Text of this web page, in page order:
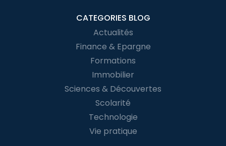
CATEGORIES BLOG
Actualités
Finance & Epargne
Formations
Immobilier
Sciences & Découvertes
Scolarité
Technologie
Vie pratique